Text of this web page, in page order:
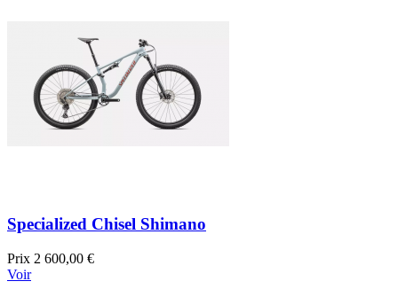
Specialized Chisel Shimano
Prix 2 600,00 €
Voir